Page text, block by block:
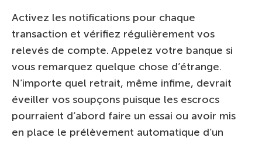
Activez les notifications pour chaque
transaction et vérifiez régulièrement vos
relevés de compte. Appelez votre banque si
vous remarquez quelque chose d’étrange.
N’importe quel retrait, même infime, devrait
éveiller vos soupçons puisque les escrocs
pourraient d’abord faire un essai ou avoir mis
en place le prélèvement automatique d’un